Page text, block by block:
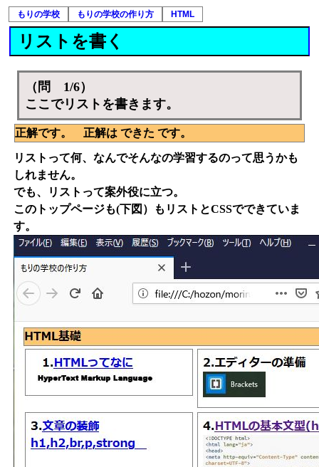
もりの学校 もりの学校の作り方 HTML
リストを書く
（問 1/6）
ここでリストを書きます。
正解です。 正解は できた です。
リストって何、なんでそんなの学習するのって思うかも
しれません。
でも、リストって案外役に立つ。
このトップページも(下図）もリストとCSSでできていま
す。